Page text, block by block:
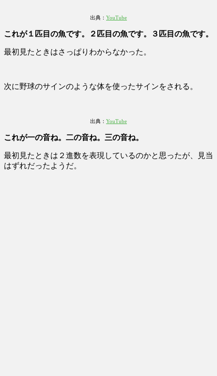
出典： YouTube
これが１匹目の魚です。２匹目の魚です。３匹目の魚です。
最初見たときはさっぱりわからなかった。
次に野球のサインのような体を使ったサインをされる。
出典： YouTube
これが一の音ね。二の音ね。三の音ね。
最初見たときは２進数を表現しているのかと思ったが、見当
はずれだったようだ。